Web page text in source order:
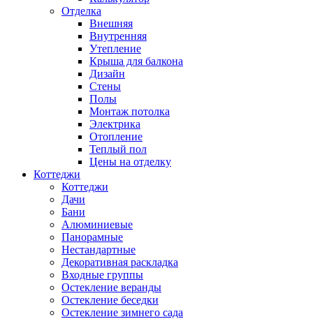
Отделка
Внешняя
Внутренняя
Утепление
Крыша для балкона
Дизайн
Стены
Полы
Монтаж потолка
Электрика
Отопление
Теплый пол
Цены на отделку
Коттеджи
Коттеджи
Дачи
Бани
Алюминиевые
Панорамные
Нестандартные
Декоративная раскладка
Входные группы
Остекление веранды
Остекление беседки
Остекление зимнего сада